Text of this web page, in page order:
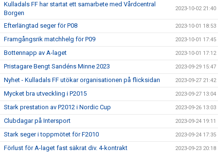
Kulladals FF har startat ett samarbete med Vårdcentral
Borgen
2023-10-02 21:40
Efterlängtad seger för P08 2023-10-01 18:53
Framgångsrik matchhelg för P09 2023-10-01 17:45
Bottennapp av A-laget 2023-10-01 17:12
Pristagare Bengt Sandéns Minne 2023 2023-09-29 15:47
Nyhet - Kulladals FF utökar organisationen på flicksidan 2023-09-27 21:42
Mycket bra utveckling i P2015 2023-09-27 13:04
Stark prestation av P2012 i Nordic Cup 2023-09-26 13:03
Clubdagar på Intersport 2023-09-24 19:11
Stark seger i toppmötet för F2010 2023-09-24 17:35
Förlust för A-laget fast säkrat div. 4-kontrakt 2023-09-23 20:18